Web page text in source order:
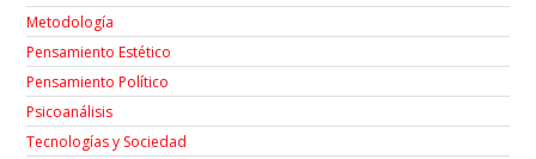
Metodología
Pensamiento Estético
Pensamiento Político
Psicoanálisis
Tecnologías y Sociedad